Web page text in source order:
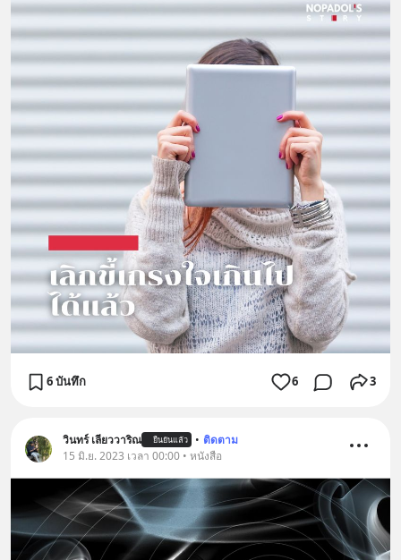
6 บันทึก 6 3
วินทร์ เลียววาริณ ยืนยันแล้ว • ติดตาม
15 มิ.ย. 2023 เวลา 00:00 • หนังสือ